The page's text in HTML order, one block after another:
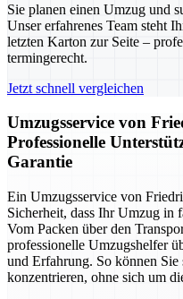
Sie planen einen Umzug und
Unser erfahrenes Team steht
letzten Karton zur Seite –
termingerecht.
Jetzt schnell vergleichen
Umzugsservice von
Professionelle
Garantie
Ein Umzugsservice von
Sicherheit, dass Ihr Umzug in
Vom Packen über den
professionelle Umzugshelfer
und Erfahrung. So können
konzentrieren, ohne sich um